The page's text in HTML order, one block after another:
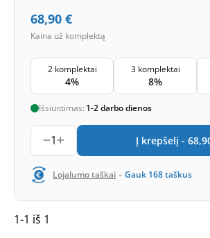
68,90 €
Kaina už komplektą
2 komplektai
4%
3 komplektai
8%
Išsiuntimas: 1-2 darbo dienos
1 Į krepšelį -
Lojalumo taškai - Gauk 168taškus
1-1 iš 1